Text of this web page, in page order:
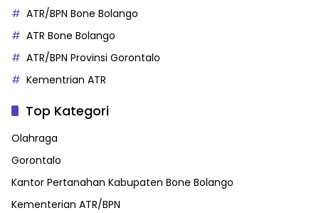
ATR/BPN Bone Bolango
ATR Bone Bolango
ATR/BPN Provinsi Gorontalo
Kementrian ATR
Top Kategori
Olahraga
Gorontalo
Kantor Pertanahan Kabupaten Bone Bolango
Kementerian ATR/BPN